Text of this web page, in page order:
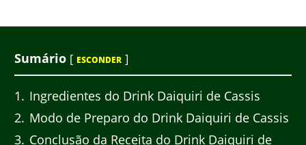
Sumário [ ESCONDER ]
1
Ingredientes do Drink Daiquiri de Cassis
2 Modo de Preparo do Drink Daiquiri de Cassis
3 Conclusão da Receita do Drink Daiquiri de